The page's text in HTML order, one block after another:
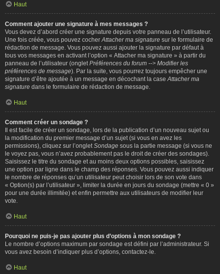
Haut
Comment ajouter une signature à mes messages ?
Vous devez d’abord créer une signature depuis votre panneau de l’utilisateur.
Une fois créée, vous pouvez cocher Attacher ma signature sur le formulaire de
rédaction de message. Vous pouvez aussi ajouter la signature par défaut à
tous vos messages en activant l’option « Attacher ma signature » à partir du
panneau de l’utilisateur (onglet Préférences du forum --> Modifier les
préférences de message). Par la suite, vous pourrez toujours empêcher une
signature d’être ajoutée à un message en décochant la case Attacher ma
signature dans le formulaire de rédaction de message.
Haut
Comment créer un sondage ?
Il est facile de créer un sondage, lors de la publication d’un nouveau sujet ou
la modification du premier message d’un sujet (si vous en avez les
permissions), cliquez sur l’onglet Sondage sous la partie message (si vous ne
le voyez pas, vous n’avez probablement pas le droit de créer des sondages).
Saisissez le titre du sondage et au moins deux options possibles, saisissez
une option par ligne dans le champ des réponses. Vous pouvez aussi indiquer
le nombre de réponses qu’un utilisateur peut choisir lors de son vote dans
« Option(s) par l’utilisateur », limiter la durée en jours du sondage (mettre « 0 »
pour une durée illimitée) et enfin permettre aux utilisateurs de modifier leur
vote.
Haut
Pourquoi ne puis-je pas ajouter plus d’options à mon sondage ?
Le nombre d’options maximum par sondage est défini par l’administrateur. Si
vous avez besoin d’indiquer plus d’options, contactez-le.
Haut